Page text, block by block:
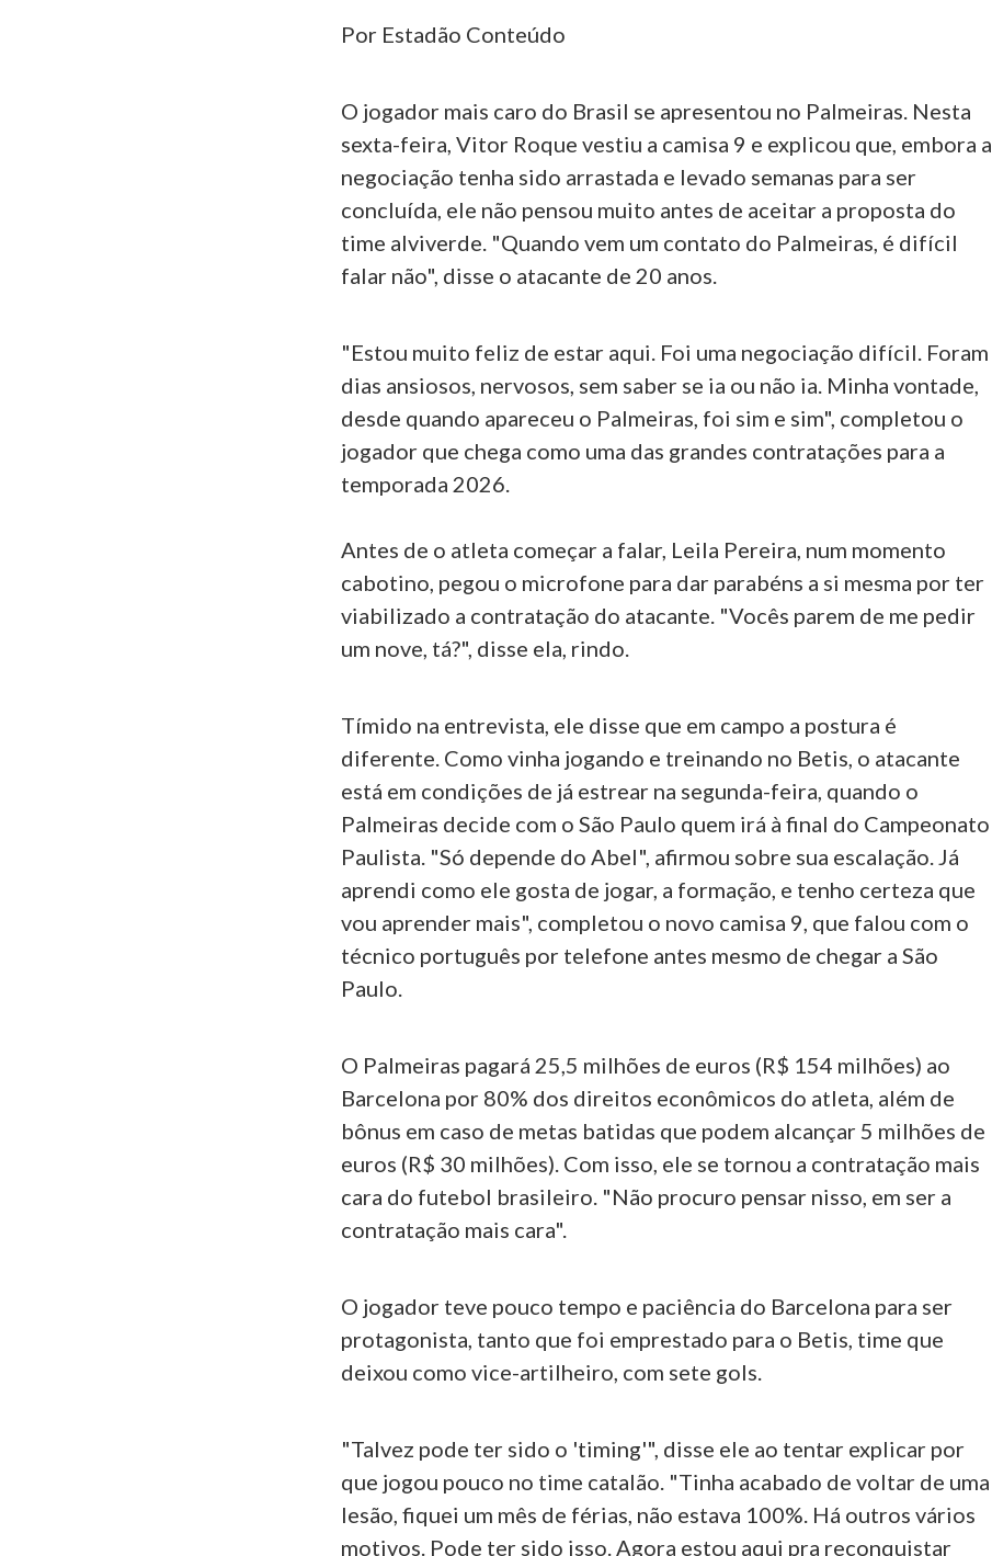
Por Estadão Conteúdo
O jogador mais caro do Brasil se apresentou no Palmeiras. Nesta
sexta-feira, Vitor Roque vestiu a camisa 9 e explicou que, embora a
negociação tenha sido arrastada e levado semanas para ser
concluída, ele não pensou muito antes de aceitar a proposta do
time alviverde. "Quando vem um contato do Palmeiras, é difícil
falar não", disse o atacante de 20 anos.
"Estou muito feliz de estar aqui. Foi uma negociação difícil. Foram
dias ansiosos, nervosos, sem saber se ia ou não ia. Minha vontade,
desde quando apareceu o Palmeiras, foi sim e sim", completou o
jogador que chega como uma das grandes contratações para a
temporada 2026.
Antes de o atleta começar a falar, Leila Pereira, num momento
cabotino, pegou o microfone para dar parabéns a si mesma por ter
viabilizado a contratação do atacante. "Vocês parem de me pedir
um nove, tá?", disse ela, rindo.
Tímido na entrevista, ele disse que em campo a postura é
diferente. Como vinha jogando e treinando no Betis, o atacante
está em condições de já estrear na segunda-feira, quando o
Palmeiras decide com o São Paulo quem irá à final do Campeonato
Paulista. "Só depende do Abel", afirmou sobre sua escalação. Já
aprendi como ele gosta de jogar, a formação, e tenho certeza que
vou aprender mais", completou o novo camisa 9, que falou com o
técnico português por telefone antes mesmo de chegar a São
Paulo.
O Palmeiras pagará 25,5 milhões de euros (R$ 154 milhões) ao
Barcelona por 80% dos direitos econômicos do atleta, além de
bônus em caso de metas batidas que podem alcançar 5 milhões de
euros (R$ 30 milhões). Com isso, ele se tornou a contratação mais
cara do futebol brasileiro. "Não procuro pensar nisso, em ser a
contratação mais cara".
O jogador teve pouco tempo e paciência do Barcelona para ser
protagonista, tanto que foi emprestado para o Betis, time que
deixou como vice-artilheiro, com sete gols.
"Talvez pode ter sido o 'timing'", disse ele ao tentar explicar por
que jogou pouco no time catalão. "Tinha acabado de voltar de uma
lesão, fiquei um mês de férias, não estava 100%. Há outros vários
motivos. Pode ter sido isso. Agora estou aqui pra reconquistar